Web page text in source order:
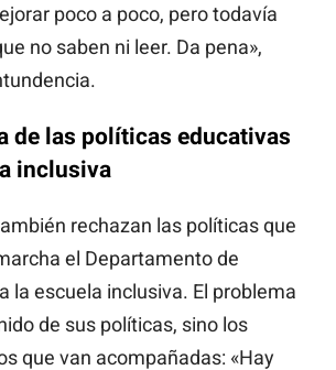
poco a poco, pero todavía
no saben ni leer. Da pena»,
de las políticas educativas
inclusiva
rechazan las políticas que
el Departamento de
la escuela inclusiva. El problema
de sus políticas, sino los
que van acompañadas: «Hay